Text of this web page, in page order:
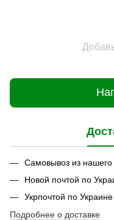
Самовывоз из
Новой почтой по
Укрпочтой по
Подробнее о доставке